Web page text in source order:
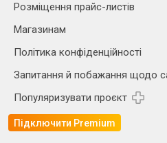
Розміщення прайс-листів
Магазинам
Політика конфіденційності
Запитання й побажання щодо
Популяризувати проєкт
Підключити Premium